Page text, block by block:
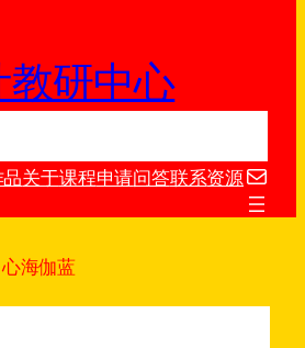
研中心
关于课程申请问答联系资源电子邮件
心海伽蓝